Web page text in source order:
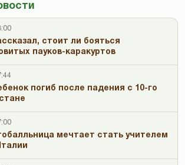
стоит ли бояться
пауков-каракуртов
погиб после падения с 10-го
мечтает стать учителем